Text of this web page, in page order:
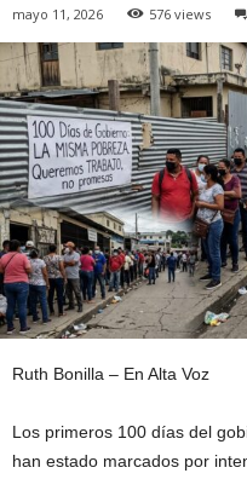
mayo 11, 2026 576 views
Ruth Bonilla – En Alta Voz
Los primeros 100 días del
han estado marcados por